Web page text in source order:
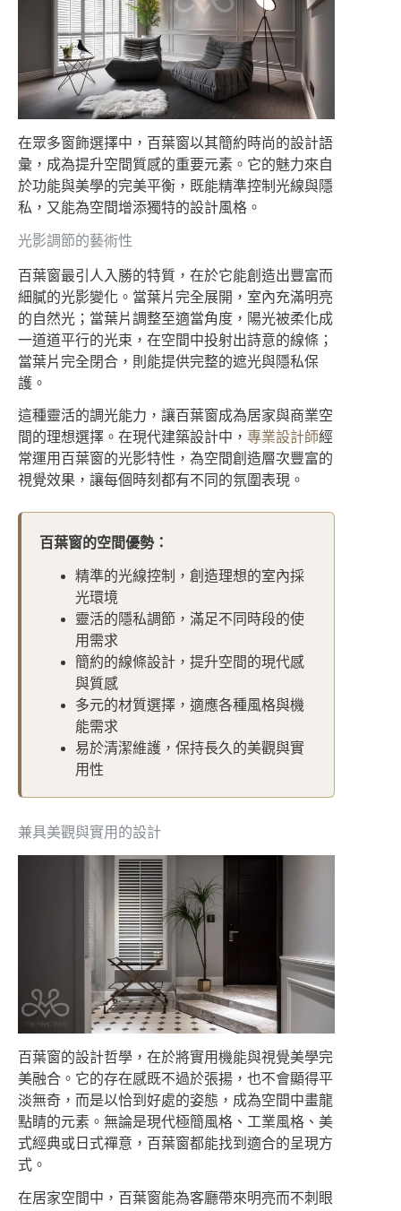
在眾多窗飾選擇中，百葉窗以其簡約時尚的設計語
彙，成為提升空間質感的重要元素。它的魅力來自
於功能與美學的完美平衡，既能精準控制光線與隱
私，又能為空間增添獨特的設計風格。
光影調節的藝術性
百葉窗最引人入勝的特質，在於它能創造出豐富而
細膩的光影變化。當葉片完全展開，室內充滿明亮
的自然光；當葉片調整至適當角度，陽光被柔化成
一道道平行的光束，在空間中投射出詩意的線條；
當葉片完全閉合，則能提供完整的遮光與隱私保
護。
這種靈活的調光能力，讓百葉窗成為居家與商業空
間的理想選擇。在現代建築設計中， 專業設計師經
常運用百葉窗的光影特性，為空間創造層次豐富的
視覺效果，讓每個時刻都有不同的氛圍表現。
百葉窗的空間優勢：
精準的光線控制，創造理想的室內採
光環境
靈活的隱私調節，滿足不同時段的使
用需求
簡約的線條設計，提升空間的現代感
與質感
多元的材質選擇，適應各種風格與機
能需求
易於清潔維護，保持長久的美觀與實
用性
兼具美觀與實用的設計
百葉窗的設計哲學，在於將實用機能與視覺美學完
美融合。它的存在感既不過於張揚，也不會顯得平
淡無奇，而是以恰到好處的姿態，成為空間中畫龍
點睛的元素。無論是現代極簡風格、工業風格、美
式經典或日式禪意，百葉窗都能找到適合的呈現方
式。
在居家空間中，百葉窗能為客廳帶來明亮而不刺眼